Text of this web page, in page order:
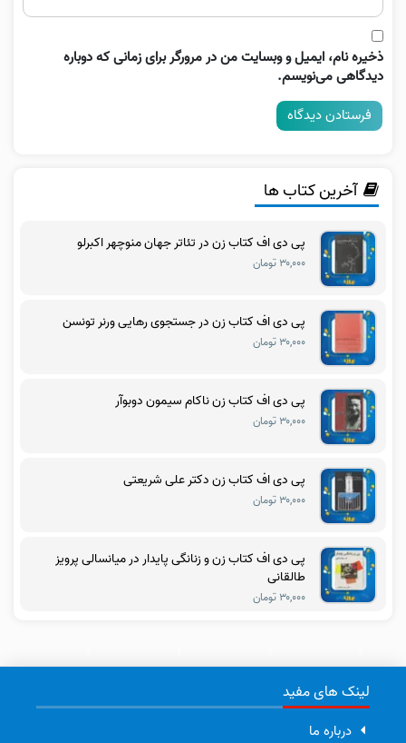
ذخیره نام، ایمیل و وبسایت من در مرورگر برای زمانی که دوباره
دیدگاهی می‌نویسم.
آخرین کتاب ها
پی دی اف کتاب زن در تئاتر جهان منوچهر اکبرلو
۳۰,۰۰۰ تومان
پی دی اف کتاب زن در جستجوی رهایی ورنر تونسن
۳۰,۰۰۰ تومان
پی دی اف کتاب زن ناکام سیمون دوبوآر
۳۰,۰۰۰ تومان
پی دی اف کتاب زن دکتر علی شریعتی
۳۰,۰۰۰ تومان
پی دی اف کتاب زن و زنانگی پایدار در میانسالی پرویز
طالقانی
۳۰,۰۰۰ تومان
لینک های مفید
درباره ما